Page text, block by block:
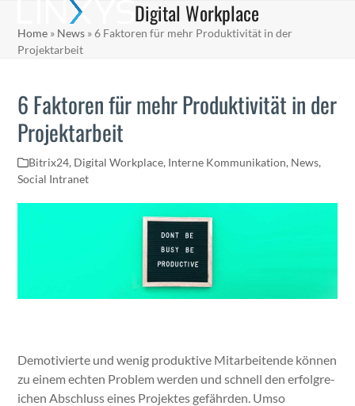
content
mobile
mobile
Digital Workplace
Home » News »6 Faktoren für mehr Produktivität in der
Projektarbeit
6 Faktoren für mehr Produktivität in der
Projektarbeit
Bitrix24, Digital Workplace, Interne Kommunikation, News,
Social Intranet
Demo­tivierte und wenig pro­duk­tive Mitar­bei­t­ende kön­nen
zu einem echt­en Prob­lem wer­den und schnell den erfol­gre­
ichen Abschluss eines Pro­jek­tes gefährden. Umso